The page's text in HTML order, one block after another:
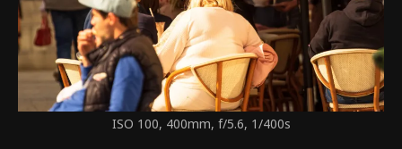
ISO 100, 400mm, f/5.6, 1/400s